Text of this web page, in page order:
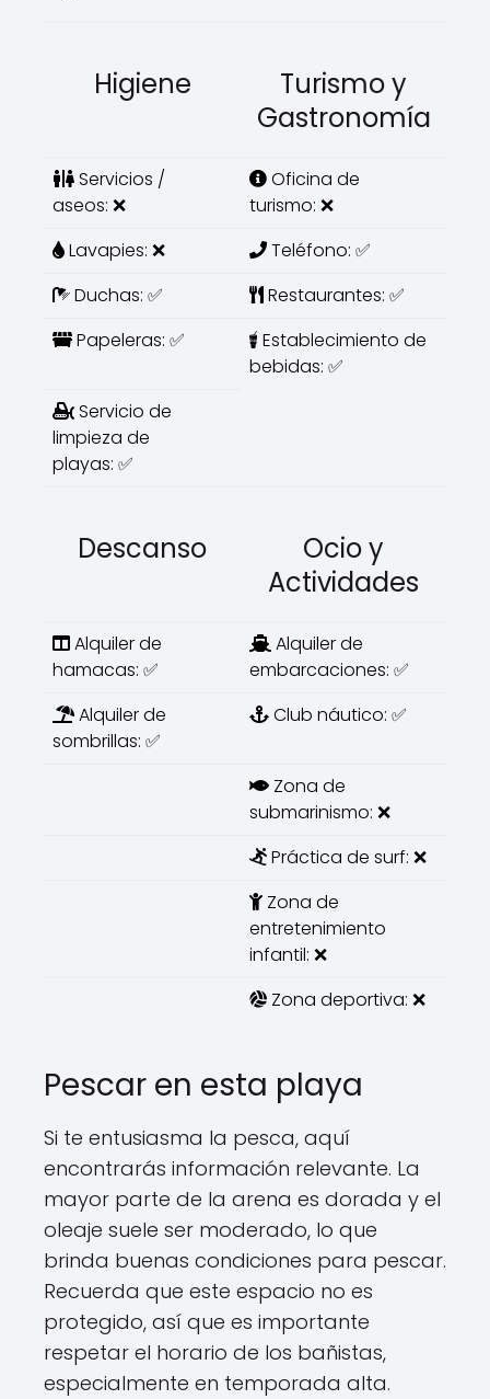
Higiene
Turismo y
Gastronomía
Servicios /
aseos: ❌
Oficina de
turismo: ❌
Lavapies: ❌
Teléfono: ✅
Duchas: ✅
Restaurantes: ✅
Papeleras: ✅
Establecimiento de
bebidas: ✅
Servicio de
limpieza de
playas: ✅
Descanso
Ocio y
Actividades
Alquiler de
hamacas: ✅
Alquiler de
embarcaciones: ✅
Alquiler de
sombrillas: ✅
Club náutico: ✅
Zona de
submarinismo: ❌
Práctica de surf: ❌
Zona de
entretenimiento
infantil: ❌
Zona deportiva: ❌
Pescar en esta playa
Si te entusiasma la pesca, aquí
encontrarás información relevante. La
mayor parte de la arena es dorada y el
oleaje suele ser moderado, lo que
brinda buenas condiciones para pescar.
Recuerda que este espacio no es
protegido, así que es importante
respetar el horario de los bañistas,
especialmente en temporada alta.